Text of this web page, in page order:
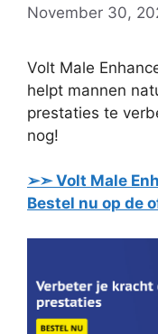
November 30,
Volt Male
helpt mannen
prestaties te
nog!
➢➣ Volt Male
Bestel nu op de